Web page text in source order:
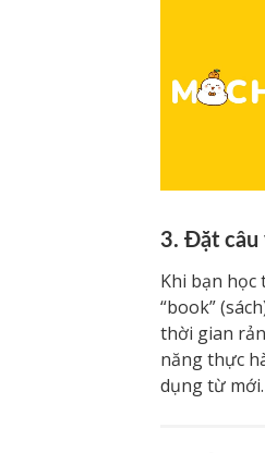
3. Đặt
Khi bạn
“book”
thời gian
năng thực
dụng từ mới.